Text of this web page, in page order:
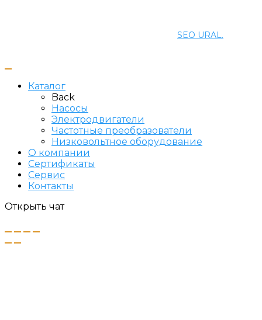
SEO URAL.
Каталог
Back
Насосы
Электродвигатели
Частотные преобразователи
Низковольтное оборудование
О компании
Сертификаты
Сервис
Контакты
Открыть чат